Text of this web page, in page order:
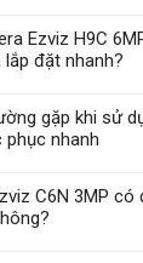
Ezviz H9C
lắp đặt nhanh?
gặp khi sử
phục nhanh
C6N 3MP